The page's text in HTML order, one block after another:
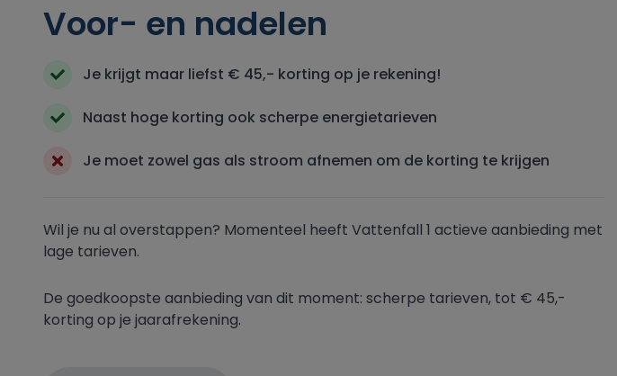
Voor- en nadelen
Je krijgt maar liefst € 45,- korting op je rekening!
Naast hoge korting ook scherpe energietarieven
Je moet zowel gas als stroom afnemen om de korting te krijgen
Wil je nu al overstappen? Momenteel heeft Vattenfall 1 actieve aanbieding met
lage tarieven.
De goedkoopste aanbieding van dit moment: scherpe tarieven, tot € 45,-
korting op je jaarafrekening.